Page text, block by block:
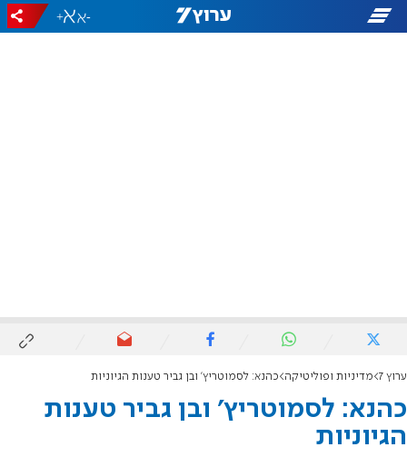
-
+
ערוץ 7 מדיניות ופוליטיקה כהנא: לסמוטריץ' ובן גביר טענות הגיוניות
כהנא: לסמוטריץ' ובן גביר טענות
הגיוניות